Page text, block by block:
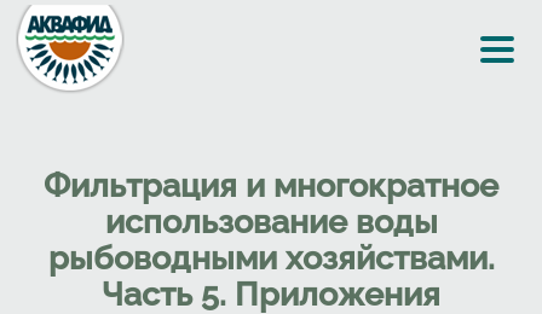
Перейти к основному содержанию
Фильтрация и многократное
использование воды
рыбоводными хозяйствами.
Часть 5. Приложения